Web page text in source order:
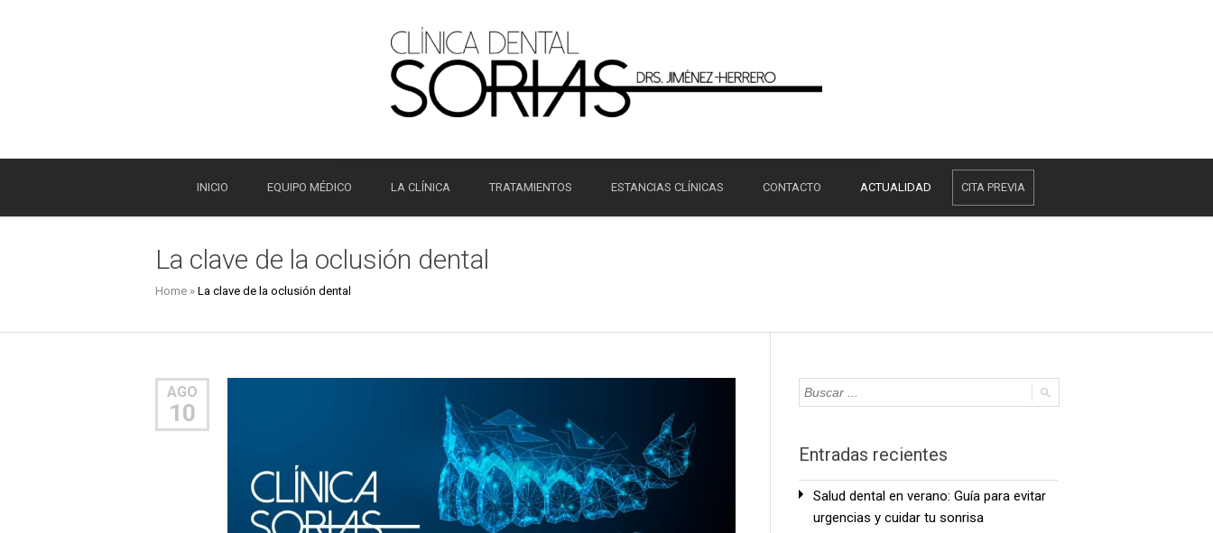
INICIO EQUIPO MÉDICO LA CLÍNICA TRATAMIENTOS ESTANCIAS CLÍNICAS CONTACTO ACTUALIDAD CITA PREVIA
La clave de la oclusión dental
Home » La clave de la oclusión dental
AGO
10
Entradas recientes
Salud dental en verano: Guía para evitar
urgencias y cuidar tu sonrisa